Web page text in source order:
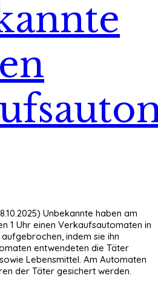
Unbekannte haben am
1 Uhr einen Verkaufsautomaten in
indem sie ihn
entwendeten die Täter
Lebensmittel. Am Automaten
der Täter gesichert werden.